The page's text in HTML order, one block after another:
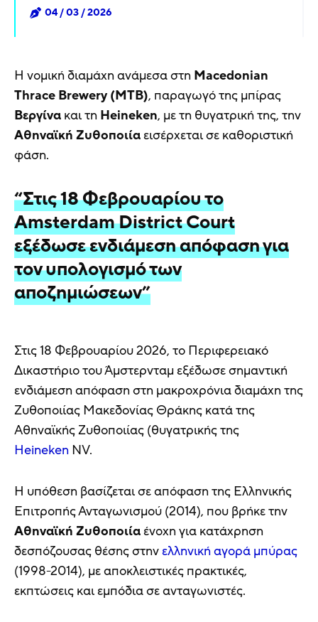
04 / 03 / 2026
Η νομική διαμάχη ανάμεσα στη Macedonian
Thrace Brewery (MTB), παραγωγό της μπίρας
Βεργίνα και τη Heineken, με τη θυγατρική της, την
Αθηναϊκή Ζυθοποιίαεισέρχεται σε καθοριστική
φάση.
“Στις 18 Φεβρουαρίου το
Amsterdam District Court
εξέδωσε ενδιάμεση απόφαση για
τον υπολογισμό των
αποζημιώσεων”
Στις 18 Φεβρουαρίου 2026, το Περιφερειακό
Δικαστήριο του Άμστερνταμ εξέδωσε σημαντική
ενδιάμεση απόφαση στη μακροχρόνια διαμάχη της
Ζυθοποιίας Μακεδονίας Θράκης κατά της
Αθηναϊκής Ζυθοποιίας (θυγατρικής της
Heineken NV.
Η υπόθεση βασίζεται σε απόφαση της Ελληνικής
Επιτροπής Ανταγωνισμού (2014), που βρήκε την
Αθηναϊκή Ζυθοποιίαένοχη για κατάχρηση
δεσπόζουσας θέσης στηνελληνική αγορά μπύρας
(1998-2014), με αποκλειστικές πρακτικές,
εκπτώσεις και εμπόδια σε ανταγωνιστές.